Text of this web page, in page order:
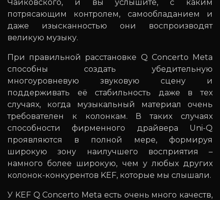
Чайковского, и вы услышите, с каким
потрясающим контролем, самообладанием и
даже изысканностью они воспроизводят
великую музыку.
При правильной расстановке Q Concerto Meta
способны создать убедительную
многоуровневую звуковую сцену и
поддерживать её стабильность даже в тех
случаях, когда музыкальный материал очень
требователен к колонкам. В таких случаях
способности фирменного драйвера Uni-Q
проявляются в полной мере, формируя
широкую зону наилучшего восприятия –
намного более широкую, чем у любых других
колонок-конкурентов KEF, которые мы слышали.
У KEF Q Concerto Meta есть очень много качеств,